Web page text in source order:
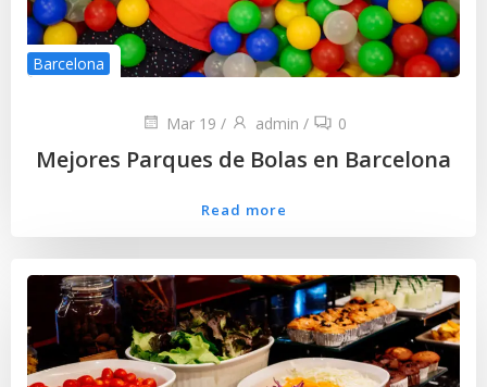
Barcelona
Mar 19 / admin / 0
Mejores Parques de Bolas en Barcelona
Read more